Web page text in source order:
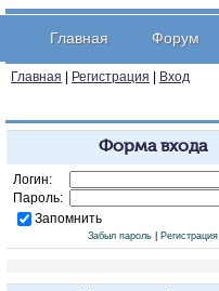
Главная Форум
Главная Регистрация Вход
Форма входа
Логин:
Пароль:
Запомнить
Забыл пароль Регистрация